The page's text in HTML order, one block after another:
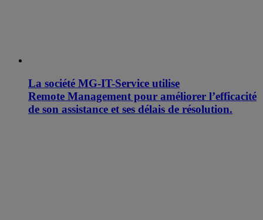
La société MG-IT-Service utilise
Remote Management pour améliorer l’efficacité
de son assistance et ses délais de résolution.